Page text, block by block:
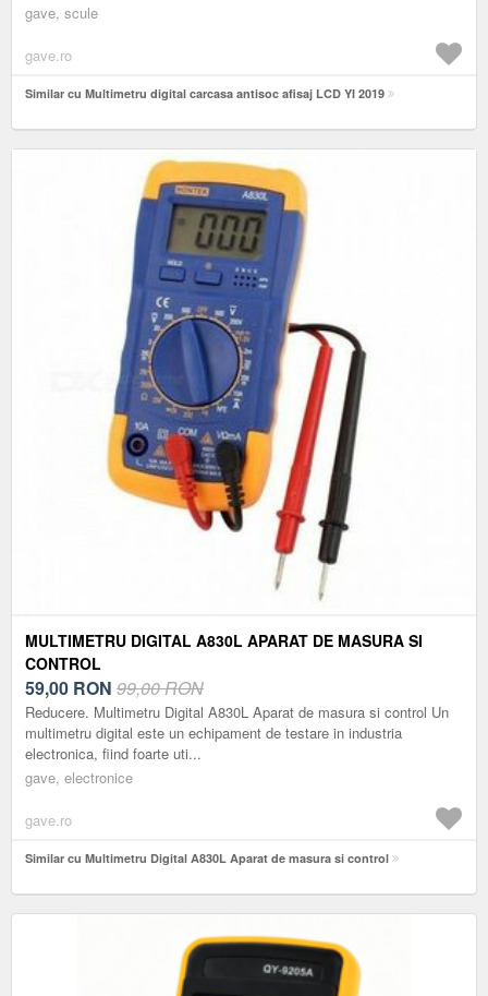
gave, scule
gave.ro
Similar cu Multimetru digital carcasa antisoc afisaj LCD YI 2019
MULTIMETRU DIGITAL A830L APARAT DE MASURA SI
CONTROL
59,00 RON 99,00 RON
Reducere. Multimetru Digital A830L Aparat de masura si control Un
multimetru digital este un echipament de testare in industria
electronica, fiind foarte uti...
gave, electronice
gave.ro
Similar cu Multimetru Digital A830L Aparat de masura si control